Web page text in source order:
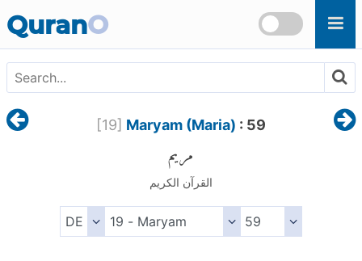
QuranO
[19] Maryam (Maria) : 59
مريم
القرآن الكريم